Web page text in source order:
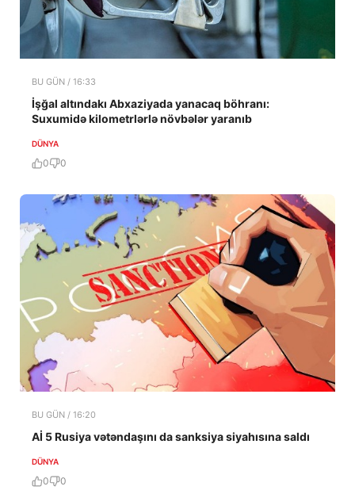
BU GÜN / 16:33
İşğal altındakı Abxaziyada yanacaq böhranı:
Suxumidə kilometrlərlə növbələr yaranıb
DÜNYA
0 0
BU GÜN / 16:20
Aİ 5 Rusiya vətəndaşını da sanksiya siyahısına saldı
DÜNYA
0 0